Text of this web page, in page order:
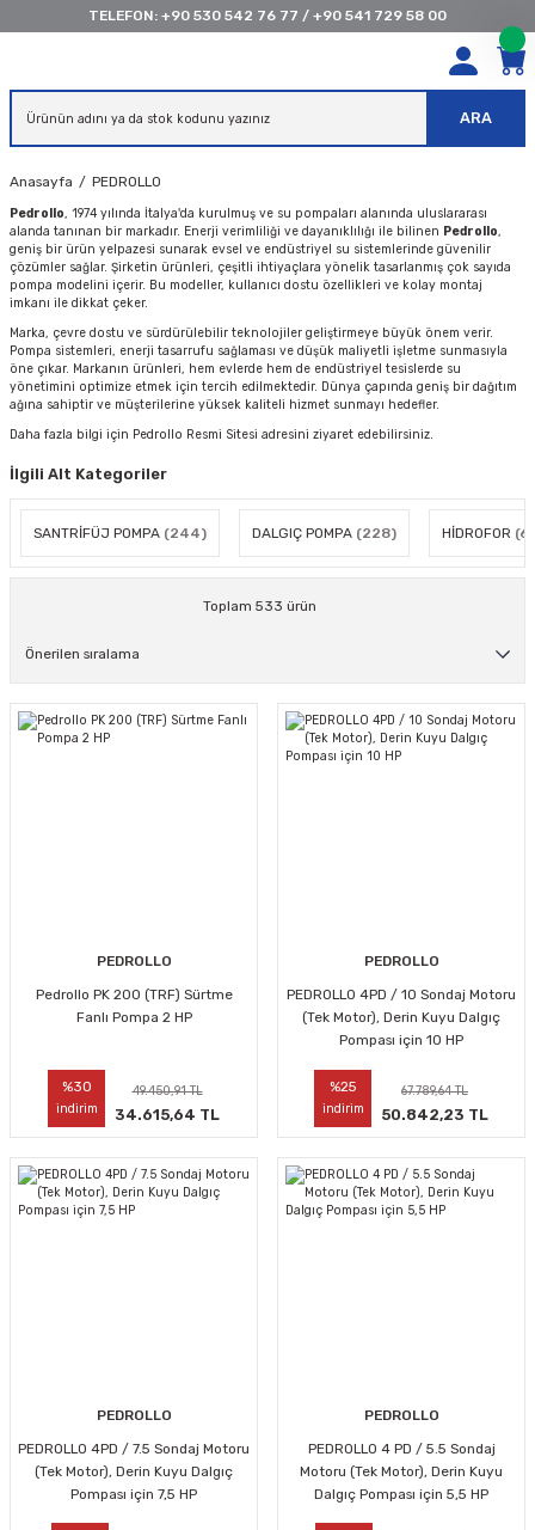
TELEFON: +90 530 542 76 77 / +90 541 729 58 00
ARA
Anasayfa PEDROLLO
Pedrollo, 1974 yılında İtalya'da kurulmuş ve su pompaları alanında uluslararası
alanda tanınan bir markadır. Enerji verimliliği ve dayanıklılığı ile bilinen Pedrollo,
geniş bir ürün yelpazesi sunarak evsel ve endüstriyel su sistemlerinde güvenilir
çözümler sağlar. Şirketin ürünleri, çeşitli ihtiyaçlara yönelik tasarlanmış çok sayıda
pompa modelini içerir. Bu modeller, kullanıcı dostu özellikleri ve kolay montaj
imkanı ile dikkat çeker.
Marka, çevre dostu ve sürdürülebilir teknolojiler geliştirmeye büyük önem verir.
Pompa sistemleri, enerji tasarrufu sağlaması ve düşük maliyetli işletme sunmasıyla
öne çıkar. Markanın ürünleri, hem evlerde hem de endüstriyel tesislerde su
yönetimini optimize etmek için tercih edilmektedir. Dünya çapında geniş bir dağıtım
ağına sahiptir ve müşterilerine yüksek kaliteli hizmet sunmayı hedefler.
Daha fazla bilgi için Pedrollo Resmi Sitesi adresini ziyaret edebilirsiniz.
İlgili Alt Kategoriler
SANTRİFÜJ POMPA (244) DALGIÇ POMPA (228) HİDROFOR
Toplam 533 ürün
PEDROLLO
Pedrollo PK 200 (TRF) Sürtme
Fanlı Pompa 2 HP
%30
indirim
49.450,91 TL
34.615,64 TL
PEDROLLO
PEDROLLO 4PD / 10 Sondaj Motoru
(Tek Motor), Derin Kuyu Dalgıç
Pompası için 10 HP
%25
indirim
67.789,64 TL
50.842,23 TL
PEDROLLO
PEDROLLO 4PD / 7.5 Sondaj Motoru
(Tek Motor), Derin Kuyu Dalgıç
Pompası için 7,5 HP
PEDROLLO
PEDROLLO 4 PD / 5.5 Sondaj
Motoru (Tek Motor), Derin Kuyu
Dalgıç Pompası için 5,5 HP